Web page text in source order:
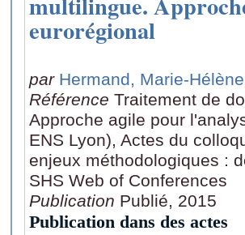
eurorégional
par Hermand, Marie-Hélène
Référence Traitement de
Approche agile pour
ENS Lyon), Actes du
enjeux méthodologiques :
SHS Web of Conferences
Publication Publié, 2015
Publication dans des actes